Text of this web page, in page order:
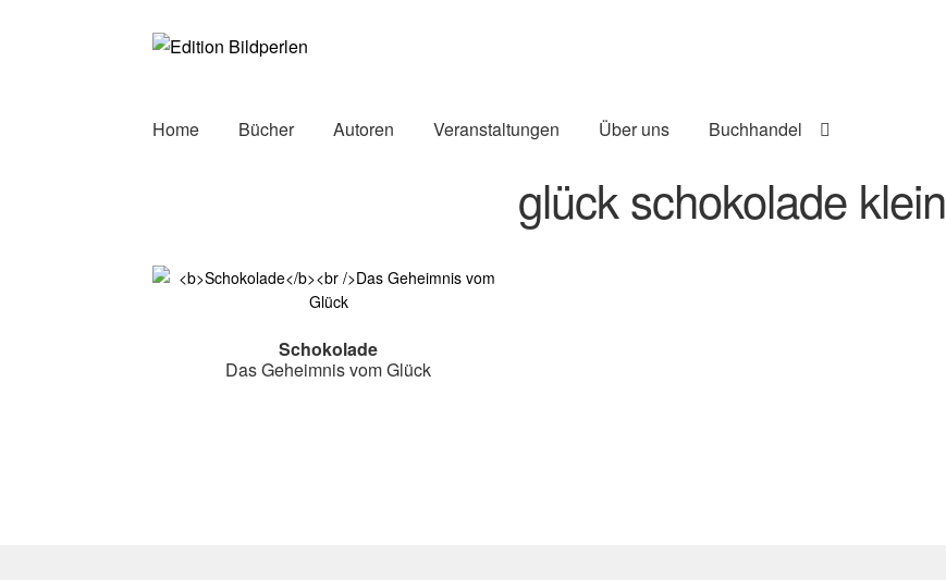
Zur
Zum
Home Bücher Autoren Veranstaltungen Über uns Buchhandel
glück schokolade klein
Schokolade
Das Geheimnis vom Glück